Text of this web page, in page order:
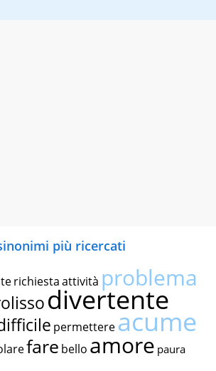
più ricercati
richiestaattività problema
divertente
permettereacume
fare bello amore paura